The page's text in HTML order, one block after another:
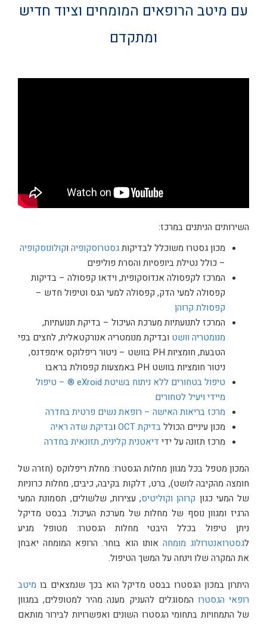
עם מיטב הרופאים המומחים וציוד חדיש
ומתקדם
השירותים הניתנים במרכז:
מכון גסטרו משוכלל לבדיקותגסטרוסקופיה וקולונוסקופיה
– כולל נטילת ביופסיות והסרת פוליפים
המרכז לקפסולה אנדוסקופית, וידאו קפסולה – בדיקות
קפסולה למעי הדק, קפסולה למעי הגס וטיפול חדש –
קפסולת קרוהן
המרכז לתנועתיות מערכת העיכול – בדיקת תנועתיות,
מנומטריה וושט ובדיקת מנומטריה אנורקטאלית, לחצים בפי
הטבעת, חומציות PH בוושט – ניטור ריפלוקס אימפדנס,
ניטור חומציות בוושט PH באמצעות קפסולת בראבו
טיפול בטחורים ללא ניתוח בשיטת eXroid ® – טיפול
מיידי ויעיל לטחורים
מרכז בריאות האישה – רופאת נשים פרטית בחדרה
מכון עיניים הכוללבדיקת OCT ובדיקת שדה ראיה
מרכז תזונה על ידי דיאטנית קלינית, תזונאית בחדרה
המכון מטפל בכל מגוון מחלות הגסטרו: מחלת ריפלוקס (חזרה של
חומצה מהקיבה לושט), ברט, דלקות בקיבה, כיבים, מחלות כרוניות
של המעי כגון קרוהן וקוליטיס, עצירות, שלשולים, תסמונת המעי
הרגיז ומגוון נוסף של מחלות של מערכת העיכול. בבסט מדיקל
ניתן טיפול בכלל היבטי מחלות הגסטרו: מטופל מגיע
לגסטרואנטרולוג מומחה אותו הוא בוחר. הרופא המומחה יאבחן
את המקרה שלו וינחה על המשך הטיפול.
היתרון במכון הגסטרו בבסט מדיקל הוא בכך שנמצאים בו מיטב
רופאי הגסטרו המסוגלים להעניק מענה מהיר למטופלים, במגוון
של התמחויות בתחומי הגסטרו השונים ואפשרויות לבירור מותאם